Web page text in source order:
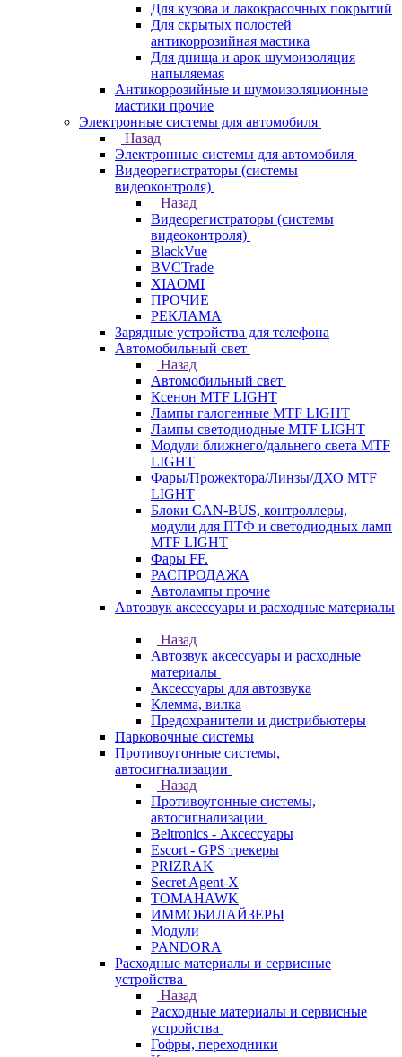
Для кузова и лакокрасочных покрытий
Для скрытых полостей
антикоррозийная мастика
Для днища и арок шумоизоляция
напыляемая
Антикоррозийные и шумоизоляционные
мастики прочие
Электронные системы для автомобиля
Назад
Электронные системы для автомобиля
Видеорегистраторы (системы
видеоконтроля)
Назад
Видеорегистраторы (системы
видеоконтроля)
BlackVue
BVCTrade
XIAOMI
ПРОЧИЕ
РЕКЛАМА
Зарядные устройства для телефона
Автомобильный свет
Назад
Автомобильный свет
Ксенон MTF LIGHT
Лампы галогенные MTF LIGHT
Лампы светодиодные MTF LIGHT
Модули ближнего/дальнего света MTF
LIGHT
Фары/Прожектора/Линзы/ДХО MTF
LIGHT
Блоки CAN-BUS, контроллеры,
модули для ПТФ и светодиодных ламп
MTF LIGHT
Фары FF.
РАСПРОДАЖА
Автолампы прочие
Автозвук аксессуары и расходные материалы
Назад
Автозвук аксессуары и расходные
материалы
Аксессуары для автозвука
Клемма, вилка
Предохранители и дистрибьютеры
Парковочные системы
Противоугонные системы,
автосигнализации
Назад
Противоугонные системы,
автосигнализации
Beltronics - Аксессуары
Escort - GPS трекеры
PRIZRAK
Secret Agent-X
TOMAHAWK
ИММОБИЛАЙЗЕРЫ
Модули
PANDORA
Расходные материалы и сервисные
устройства
Назад
Расходные материалы и сервисные
устройства
Гофры, переходники